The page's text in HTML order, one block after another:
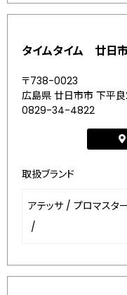
タイムタイム 廿日
〒738-0023
広島県 廿日市市 下平
0829-34-4822
取扱ブランド
アテッサ / プロマスタ
/